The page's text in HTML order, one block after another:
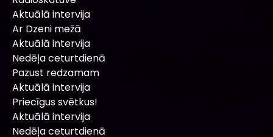
Aktuālā intervija
Ar Dzeni mežā
Aktuālā intervija
Nedēļa ceturtdienā
Pazust redzamam
Aktuālā intervija
Priecīgus svētkus!
Aktuālā intervija
Nedēļa ceturtdienā